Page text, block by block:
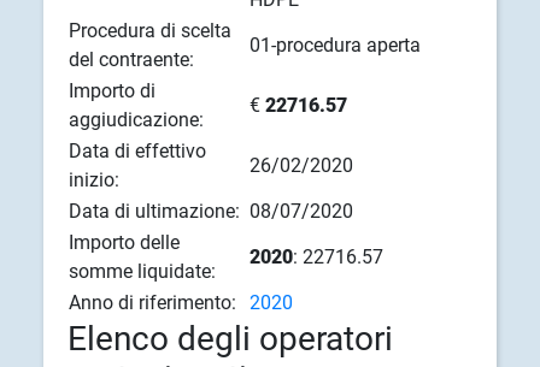
Procedura di scelta
del contraente:
01-procedura aperta
Importo di
aggiudicazione:
€ 22716.57
Data di effettivo
inizio:
26/02/2020
Data di ultimazione: 08/07/2020
Importo delle
somme liquidate:
2020: 22716.57
Anno di riferimento:
2020
Elenco degli operatori